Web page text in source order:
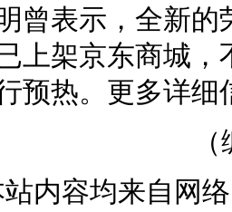
曾表示，全新的
上架京东商城
预热。更多详细
站内容均来自网